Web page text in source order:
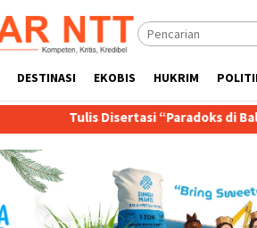
DESTINASI EKOBIS HUKRIM
“Paradoks di Balik Cita Rasa Kopi